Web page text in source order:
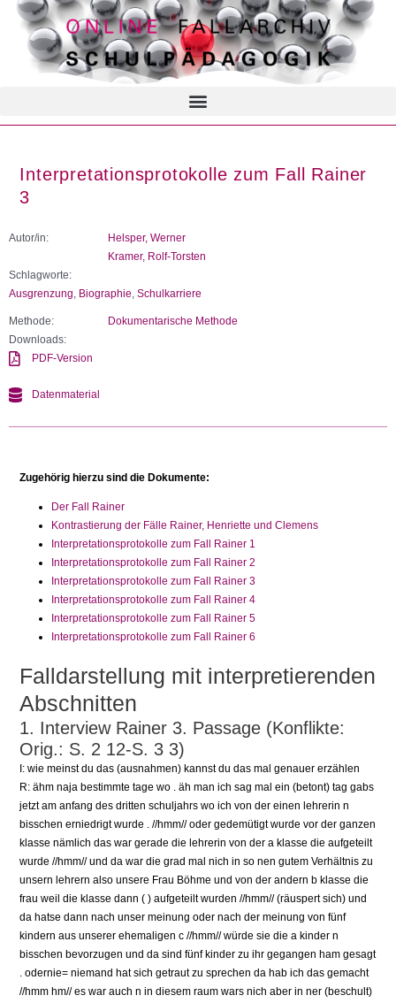
Interpretationsprotokolle zum Fall Rainer
3
Autor/in:
Helsper, Werner
Kramer, Rolf-Torsten
Schlagworte:
Ausgrenzung Biographie Schulkarriere
Methode:
Dokumentarische Methode
Downloads:
PDF-Version
Datenmaterial
Zugehörig hierzu sind die Dokumente:
Der Fall Rainer
Kontrastierung der Fälle Rainer, Henriette und Clemens
Interpretationsprotokolle zum Fall Rainer 1
Interpretationsprotokolle zum Fall Rainer 2
Interpretationsprotokolle zum Fall Rainer 3
Interpretationsprotokolle zum Fall Rainer 4
Interpretationsprotokolle zum Fall Rainer 5
Interpretationsprotokolle zum Fall Rainer 6
Falldarstellung mit interpretierenden
Abschnitten
1. Interview Rainer 3. Passage (Konflikte:
Orig.: S. 2 12-S. 3 3)
I: wie meinst du das (ausnahmen) kannst du das mal genauer erzählen
R: ähm naja bestimmte tage wo . äh man ich sag mal ein (betont) tag gabs
jetzt am anfang des dritten schuljahrs wo ich von der einen lehrerin n
bisschen erniedrigt wurde . //hmm// oder gedemütigt wurde vor der ganzen
klasse nämlich das war gerade die lehrerin von der a klasse die aufgeteilt
wurde //hmm// und da war die grad mal nich in so nen gutem Verhältnis zu
unsern lehrern also unsere Frau Böhme und von der andern b klasse die
frau weil die klasse dann ( ) aufgeteilt wurden //hmm// (räuspert sich) und
da hatse dann nach unser meinung oder nach der meinung von fünf
kindern aus unserer ehemaligen c //hmm// würde sie die a kinder n
bisschen bevorzugen und da sind fünf kinder zu ihr gegangen ham gesagt
. odernie= niemand hat sich getraut zu sprechen da hab ich das gemacht
//hmm hm// es war auch n in diesem raum wars nich aber in ner (beschult)